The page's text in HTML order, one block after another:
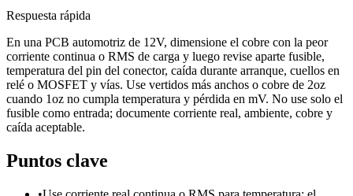
Respuesta rápida
En una PCB automotriz de 12V, dimensione el cobre con la peor
corriente continua o RMS de carga y luego revise aparte fusible,
temperatura del pin del conector, caída durante arranque, cuellos en
relé o MOSFET y vías. Use vertidos más anchos o cobre de 2oz
cuando 1oz no cumpla temperatura y pérdida en mV. No use solo el
fusible como entrada; documente corriente real, ambiente, cobre y
caída aceptable.
Puntos clave